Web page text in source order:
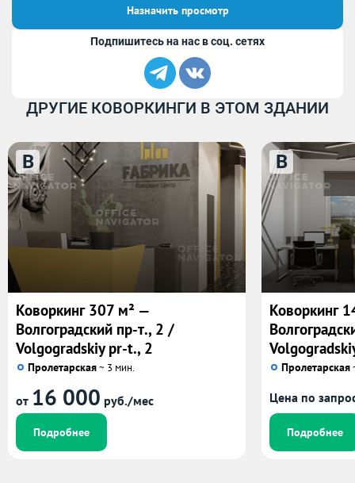
Назначить просмотр
Подпишитесь на нас в соц. сетях
ДРУГИЕ КОВОРКИНГИ В ЭТОМ ЗДАНИИ
B
Коворкинг 307 м² —
Волгоградский пр-т., 2 /
Volgogradskiy pr-t., 2
Пролетарская~ 3 мин.
от 16 000 руб./мес
Подробнее
B
Коворкинг
Пролетарская
Цена по
Подробнее